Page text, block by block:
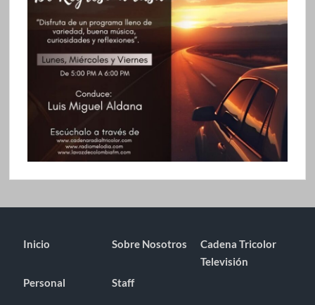
Inicio Sobre Nosotros
Cadena Tricolor
Televisión
Personal
Staff